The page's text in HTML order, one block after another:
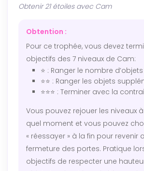
Obtenir 21 étoiles avec Cam
Obtention :
Pour ce trophée, vous devez
objectifs des 7 niveaux de Cam:
⭐ : Ranger le nombre
⭐⭐ : Ranger les objets
⭐⭐⭐ : Terminer avec la
Vous pouvez rejouer les niveaux
quel moment et vous pouvez
« réessayer » à la fin pour revenir
fermeture des portes. Pratique
objectifs de respecter une